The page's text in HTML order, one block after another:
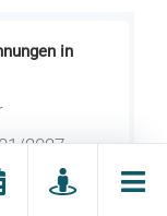
in
2027